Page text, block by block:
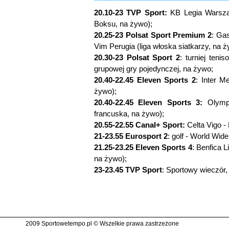
20.10-23 TVP Sport: KB Legia
Boksu, na żywo);
20.25-23 Polsat Sport Premium 2:
Vim Perugia (liga włoska siatkarzy, na
20.30-23 Polsat Sport 2: turniej
grupowej gry pojedynczej, na żywo;
20.40-22.45 Eleven Sports 2: Inter
żywo);
20.40-22.45 Eleven Sports 3:
francuska, na żywo);
20.55-22.55 Canal+ Sport: Celta Vigo -
21-23.55 Eurosport 2: golf - World
21.25-23.25 Eleven Sports 4: Benfica
na żywo);
23-23.45 TVP Sport: Sportowy
2009 Sportowetempo.pl © Wszelkie prawa zastrzeżone